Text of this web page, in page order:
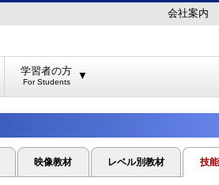
会社案内
学習者の方 ▼
映像教材 レベル別教材 技